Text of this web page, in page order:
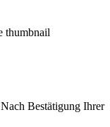
Nach Bestätigung Ihrer